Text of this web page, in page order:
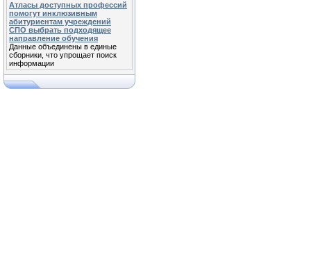
Атласы доступных профессий
помогут инклюзивным
абитуриентам учреждений
СПО выбрать подходящее
направление обучения
Данные объединены в единые
сборники, что упрощает поиск
информации